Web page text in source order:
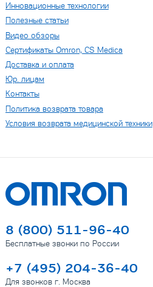
Инновационные технологии
Полезные статьи
Видео обзоры
Сертификаты Omron, CS Medica
Доставка и оплата
Юр. лицам
Контакты
Политика возврата товара
Условия возврата медицинской техники
8 (800) 511-96-40
Бесплатные звонки по России
+7 (495) 204-36-40
Для звонков г. Москва